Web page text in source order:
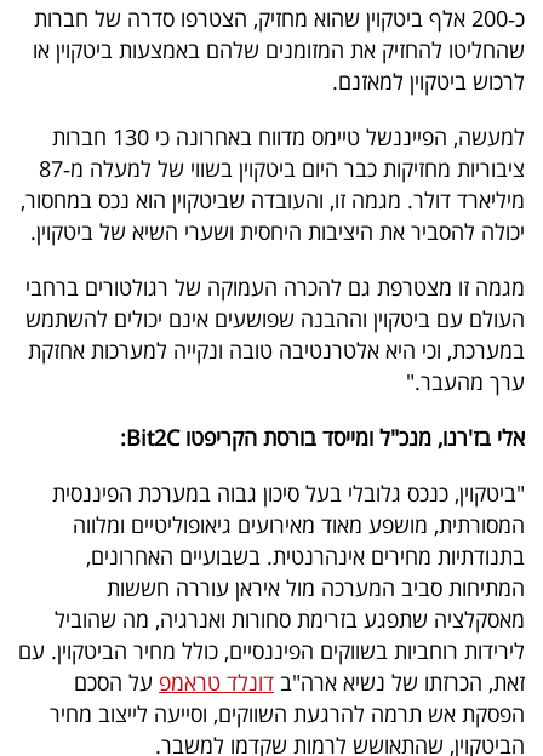
כ‑200 אלף ביטקוין שהוא מחזיק, הצטרפו סדרה של חברות
שהחליטו להחזיק את המזומנים שלהם באמצעות ביטקוין או
לרכוש ביטקוין למאזנם.
למעשה, הפייננשל טיימס מדווח באחרונה כי 130 חברות
ציבוריות מחזיקות כבר היום ביטקוין בשווי של למעלה מ‑87
מיליארד דולר. מגמה זו, והעובדה שביטקוין הוא נכס במחסור,
יכולה להסביר את היציבות היחסית ושערי השיא של ביטקוין.
מגמה זו מצטרפת גם להכרה העמוקה של רגולטורים ברחבי
העולם עם ביטקוין וההבנה שפושעים אינם יכולים להשתמש
במערכת, וכי היא אלטרנטיבה טובה ונקייה למערכות אחזקת
ערך מהעבר."
אלי בז'רנו, מנכ"ל ומייסד בורסת הקריפטו Bit2C:
"ביטקוין, כנכס גלובלי בעל סיכון גבוה במערכת הפיננסית
המסורתית, מושפע מאוד מאירועים גיאופוליטיים ומלווה
בתנודתיות מחירים אינהרנטית. בשבועיים האחרונים,
המתיחות סביב המערכה מול איראן עוררה חששות
מאסקלציה שתפגע בזרימת סחורות ואנרגיה, מה שהוביל
לירידות רוחביות בשווקים הפיננסיים, כולל מחיר הביטקוין. עם
זאת, הכרזתו של נשיא ארה"ב דונלד טראמפ על הסכם
הפסקת אש תרמה להרגעת השווקים, וסייעה לייצוב מחיר
הביטקוין, שהתאושש לרמות שקדמו למשבר.